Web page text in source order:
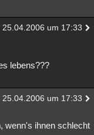
25.04.2006 um 17:33
lebens???
25.04.2006 um 17:33
wenn's ihnen schlecht